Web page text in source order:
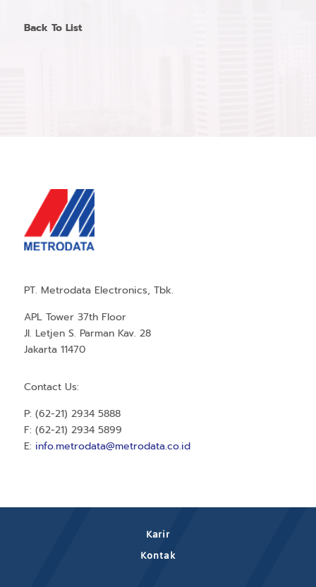
Back To List
PT. Metrodata Electronics, Tbk.
APL Tower 37th Floor
Jl. Letjen S. Parman Kav. 28
Jakarta 11470
Contact Us:
P: (62-21) 2934 5888
F: (62-21) 2934 5899
E: info.metrodata@metrodata.co.id
Karir
Kontak